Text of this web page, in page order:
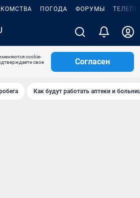
ПОГОДА ФОРУМЫ
cookie-
свое
Согласен
Как будут работать аптеки и